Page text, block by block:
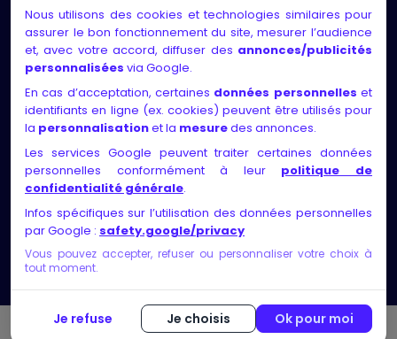
Nous utilisons des cookies et technologies similaires pour
assurer le bon fonctionnement du site, mesurer l’audience
et, avec votre accord, diffuser des annonces/publicités
personnalisées via Google.
En cas d’acceptation, certaines données personnelles et
identifiants en ligne (ex. cookies) peuvent être utilisés pour
la personnalisationet la mesuredes annonces.
Les services Google peuvent traiter certaines données
personnelles conformément à leur politique de
confidentialité générale.
Infos spécifiques sur l’utilisation des données personnelles
par Google : safety.google/privacy
Vous pouvez accepter, refuser ou personnaliser votre choix à
tout moment.
Je refuse Je choisis Ok pour moi
Entretiens individuels et suivi régulier, adaptés au
rythme et aux besoins de chacun
Identification des compétences, exploration des
motivations, élaboration d’un projet solide et
faisable, validation via des rencontres ou
recherches métier
Nos certificats de qualité
© Copyright 2026 bilan-competences ▸ Tous droits réservés